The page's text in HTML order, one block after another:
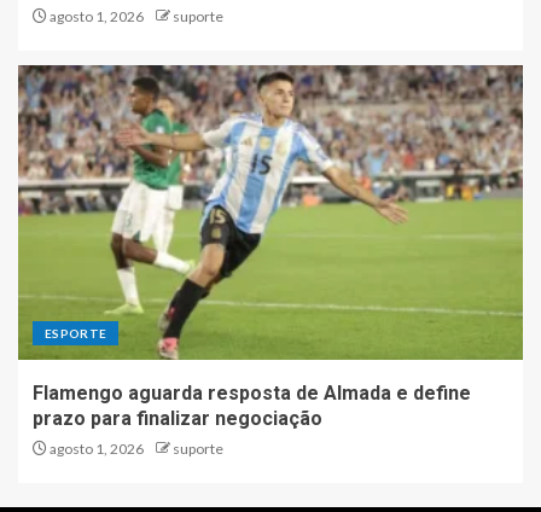
agosto 1, 2026 suporte
ESPORTE
Flamengo aguarda resposta de Almada e define
prazo para finalizar negociação
agosto 1, 2026 suporte